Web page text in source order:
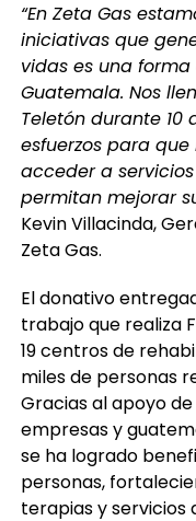
“En Zeta Gas
iniciativas que
vidas es una
Guatemala. Nos
Teletón durante 10
esfuerzos para
acceder a
permitan mejorar
Kevin Villacinda,
Zeta Gas.
El donativo
trabajo que realiza
19 centros de
miles de personas
Gracias al apoyo
empresas y
se ha logrado
personas,
terapias y servicios